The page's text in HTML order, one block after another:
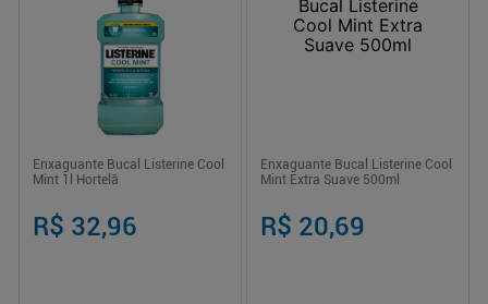
Enxaguante Bucal Listerine Cool
Mint 1l Hortelã
R$ 32,96
Enxaguante Bucal Listerine Cool
Mint Extra Suave 500ml
R$ 20,69